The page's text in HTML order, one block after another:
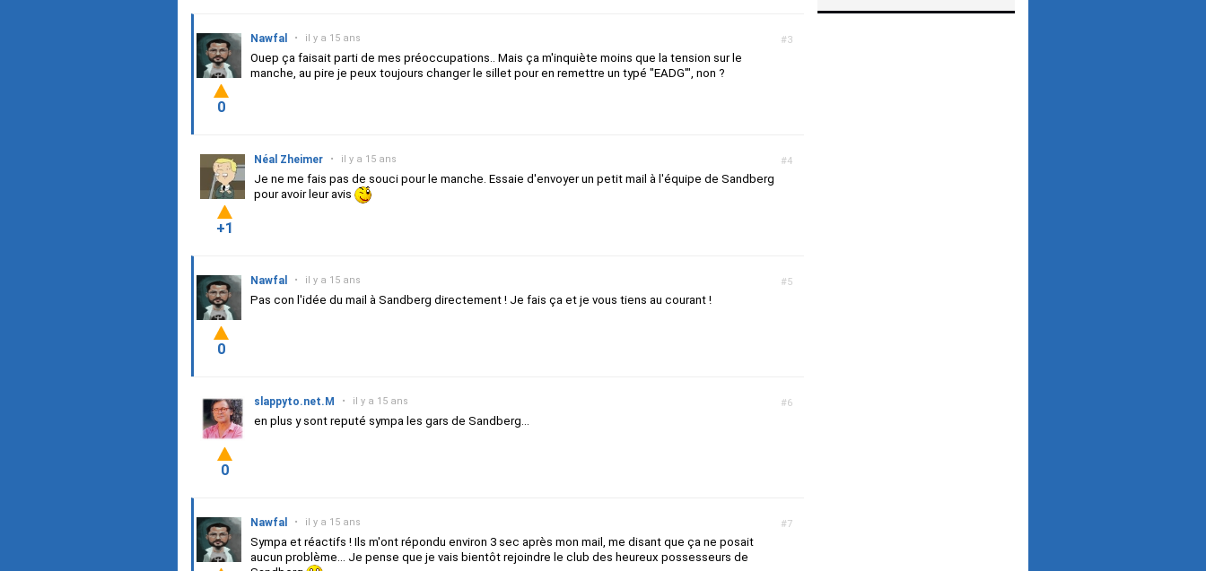
#3
Nawfal • il y a 15 ans
Ouep ça faisait parti de mes préoccupations.. Mais ça m'inquiète moins que la tension sur le
manche, au pire je peux toujours changer le sillet pour en remettre un typé "EADG'", non ?
0
#4
Néal Zheimer • il y a 15 ans
Je ne me fais pas de souci pour le manche. Essaie d'envoyer un petit mail à l'équipe de Sandberg
pour avoir leur avis
+1
#5
Nawfal • il y a 15 ans
Pas con l'idée du mail à Sandberg directement ! Je fais ça et je vous tiens au courant !
0
#6
slappyto.net.M • il y a 15 ans
en plus y sont reputé sympa les gars de Sandberg...
0
#7
Nawfal • il y a 15 ans
Sympa et réactifs ! Ils m'ont répondu environ 3 sec après mon mail, me disant que ça ne posait
aucun problème... Je pense que je vais bientôt rejoindre le club des heureux possesseurs de